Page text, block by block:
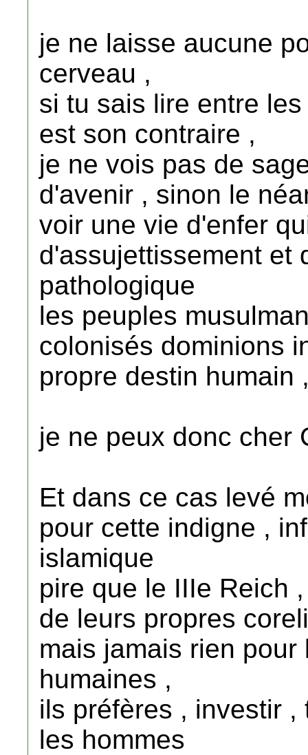
je ne laisse aucune
cerveau ,
si tu sais lire entre
est son contraire ,
je ne vois pas de
d'avenir , sinon le
voir une vie d'enfer
d'assujettissement et
pathologique
les peuples
colonisés dominions
propre destin humain
je ne peux donc cher
Et dans ce cas levé
pour cette indigne ,
islamique
pire que le IIIe Reich
de leurs propres
mais jamais rien
humaines ,
ils préfères , investir
les hommes